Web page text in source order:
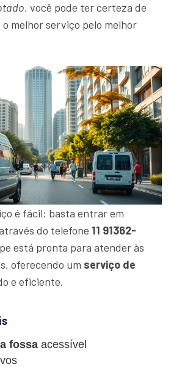
, você pode ter certeza de
melhor serviço pelo melhor
é fácil: basta entrar em
do telefone 11 91362-
está pronta para atender às
oferecendo um serviço de
e eficiente.
fossa acessível